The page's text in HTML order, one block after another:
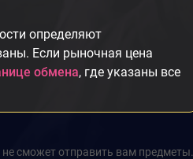
определяют
Если рыночная цена
обмена, где указаны все
сможет отправить вам предметы.